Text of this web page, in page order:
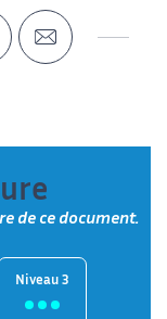
de ce document.
Niveau 3